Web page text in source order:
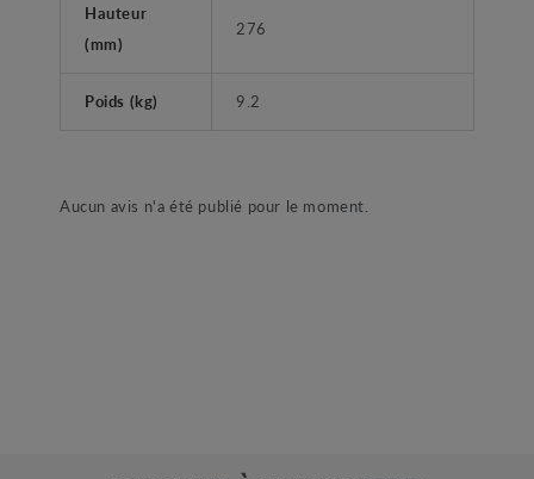
Hauteur
(mm)
276
Poids (kg) 9.2
Aucun avis n'a été publié pour le moment.